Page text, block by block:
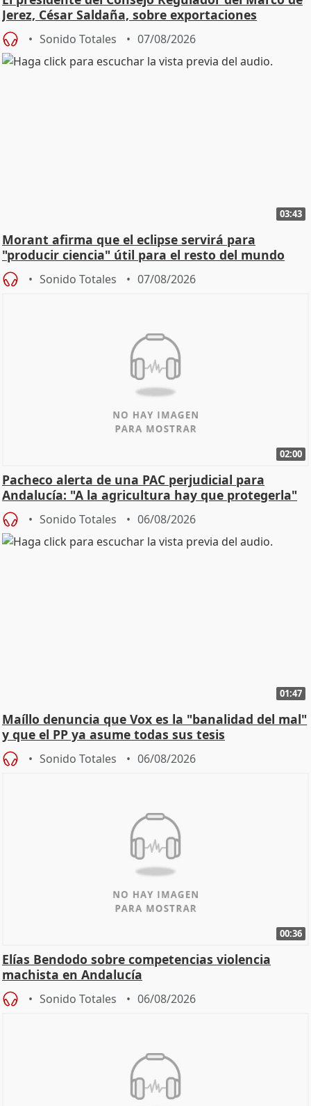
Jerez, César Saldaña, sobre exportaciones
Sonido Totales 07/08/2026
03:43
Morant afirma que el eclipse servirá para
"producir ciencia" útil para el resto del mundo
Sonido Totales 07/08/2026
02:00
Pacheco alerta de una PAC perjudicial para
Andalucía: "A la agricultura hay que protegerla"
Sonido Totales 06/08/2026
01:47
Maíllo denuncia que Vox es la "banalidad del mal"
y que el PP ya asume todas sus tesis
Sonido Totales 06/08/2026
00:36
Elías Bendodo sobre competencias violencia
machista en Andalucía
Sonido Totales 06/08/2026